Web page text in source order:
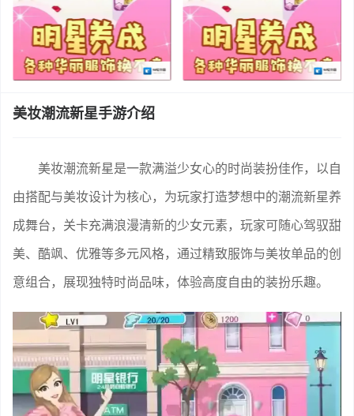
美妆潮流新星手游介绍
美妆潮流新星是一款满溢少女心的时尚装扮佳作，以自
由搭配与美妆设计为核心，为玩家打造梦想中的潮流新星养
成舞台，关卡充满浪漫清新的少女元素，玩家可随心驾驭甜
美、酷飒、优雅等多元风格，通过精致服饰与美妆单品的创
意组合，展现独特时尚品味，体验高度自由的装扮乐趣。